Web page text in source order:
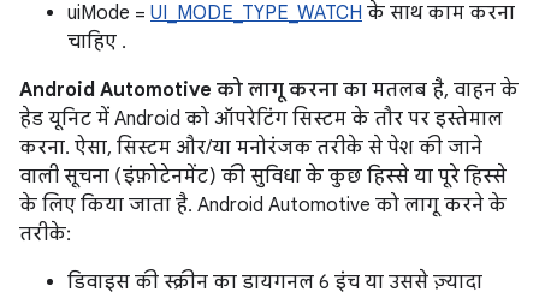
uiMode = UI_MODE_TYPE_WATCH के साथ काम करना
चाहिए .
Android Automotive को लागू करना का मतलब है, वाहन के
हेड यूनिट में Android को ऑपरेटिंग सिस्टम के तौर पर इस्तेमाल
करना. ऐसा, सिस्टम और/या मनोरंजक तरीके से पेश की जाने
वाली सूचना (इंफ़ोटेनमेंट) की सुविधा के कुछ हिस्से या पूरे हिस्से
के लिए किया जाता है. Android Automotive को लागू करने के
तरीके:
डिवाइस की स्क्रीन का डायगनल 6 इंच या उससे ज़्यादा